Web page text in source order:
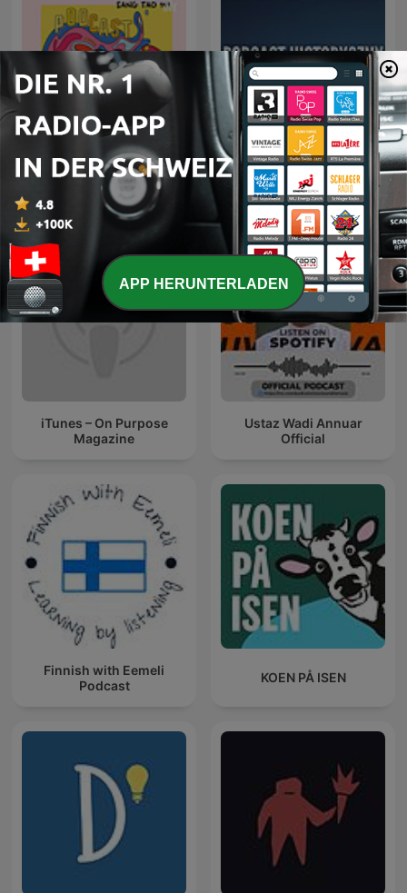
Sáng tạo 101 - Creative
101
Podcast Historyczny
iTunes – On Purpose
Magazine
Ustaz Wadi Annuar
Official
Finnish with Eemeli
Podcast
KOEN PÅ ISEN
APP HERUNTERLADEN